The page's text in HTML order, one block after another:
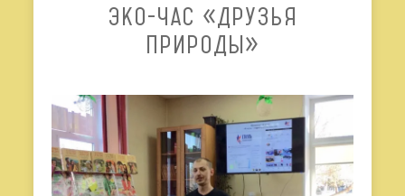
ЭКО-ЧАС «ДРУЗЬЯ
ПРИРОДЫ»